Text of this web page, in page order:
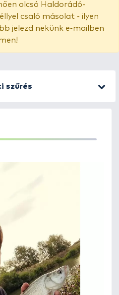
olcsó Haldorádó-
csaló másolat - ilyen
jelezd nekünk e-mailben
szűrés